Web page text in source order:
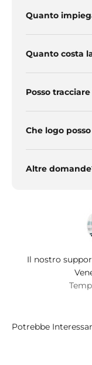
Quanto
Quanto costa
Posso
Che logo
Altre
Il nostro